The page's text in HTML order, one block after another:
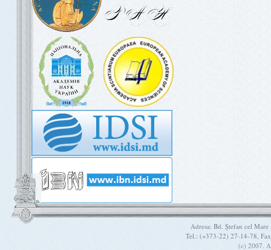
Adresa: Bd. Ştefan cel
Tel.: (+373-22) 27-14-78,
(c) 2007.